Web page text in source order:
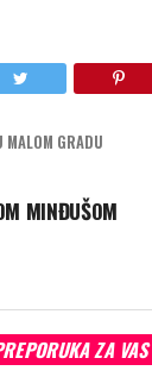
MALOM GRADU
MINĐUŠOM
ZA VAS